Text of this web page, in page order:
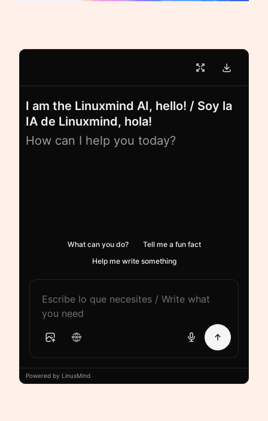
I am the Linuxmind AI, hello! / Soy la
IA de Linuxmind, hola!
How can I help you today?
What can you do?
Tell me a fun fact
Help me write something
Powered by LinuxMind